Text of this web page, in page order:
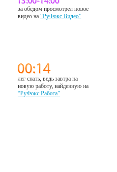
за обедом просмотрел новое
видео на“РуФокс Видео”
лег спать, ведь завтра на
новую работу, найденную на
“РуФокс Работа”